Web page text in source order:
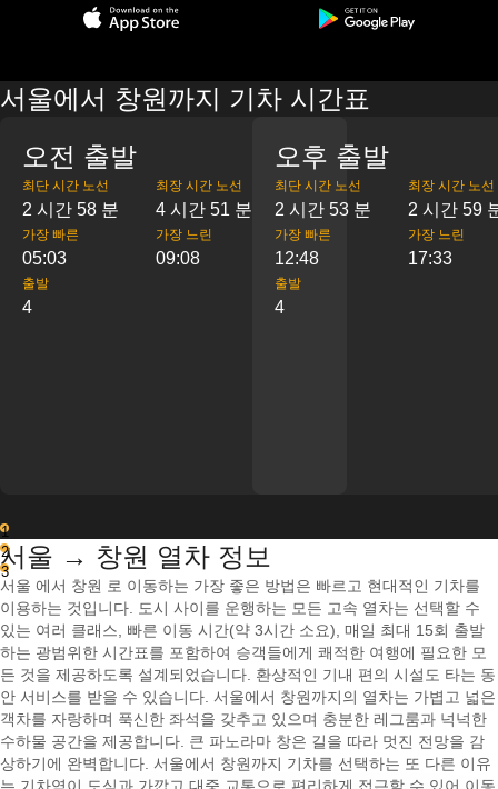
서울에서 창원까지 기차 시간표
오전 출발
최단 시간 노선
2 시간 58 분
최장 시간 노선
4 시간 51 분
가장 빠른
05:03
가장 느린
09:08
출발
4
오후 출발
최단 시간 노선
2 시간 53 분
최장 시간 노선
2 시간 59
가장 빠른
12:48
가장 느린
17:33
출발
4
1
2
3
서울 → 창원 열차 정보
서울 에서 창원 로 이동하는 가장 좋은 방법은 빠르고 현대적인 기차를
이용하는 것입니다. 도시 사이를 운행하는 모든 고속 열차는 선택할 수
있는 여러 클래스, 빠른 이동 시간(약 3시간 소요), 매일 최대 15회 출발
하는 광범위한 시간표를 포함하여 승객들에게 쾌적한 여행에 필요한 모
든 것을 제공하도록 설계되었습니다. 환상적인 기내 편의 시설도 타는 동
안 서비스를 받을 수 있습니다. 서울에서 창원까지의 열차는 가볍고 넓은
객차를 자랑하며 푹신한 좌석을 갖추고 있으며 충분한 레그룸과 넉넉한
수하물 공간을 제공합니다. 큰 파노라마 창은 길을 따라 멋진 전망을 감
상하기에 완벽합니다. 서울에서 창원까지 기차를 선택하는 또 다른 이유